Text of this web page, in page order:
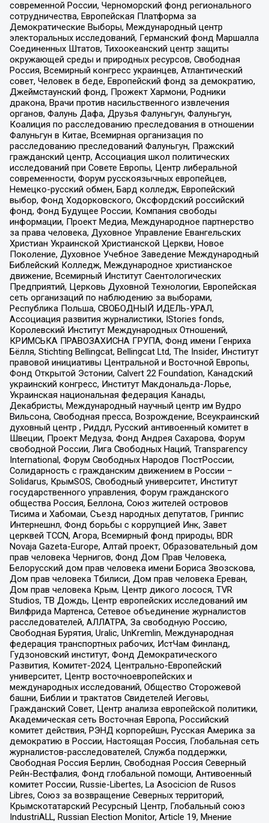
современной России, Черноморский фонд регионального
сотрудничества, Европейская Платформа за
Демократические Выборы, Международный центр
электоральных исследований, Германский фонд Маршалла
Соединенных Штатов, Тихоокеанский центр защиты
окружающей среды и природных ресурсов, Свободная
Россия, Всемирный конгресс украинцев, Атлантический
совет, Человек в беде, Европейский фонд за демократию,
Джеймстаунский фонд, Прожект Хармони, Родники
дракона, Врачи против насильственного извлечения
органов, Фалунь Дафа, Друзья Фалуньгун, Фалуньгун,
Коалиция по расследованию преследования в отношении
Фалуньгун в Китае, Всемирная организация по
расследованию преследований Фалуньгун, Пражский
гражданский центр, Ассоциация школ политических
исследований при Совете Европы, Центр либеральной
современности, Форум русскоязычных европейцев,
Немецко-русский обмен, Бард колледж, Европейский
выбор, Фонд Ходорковского, Оксфордский российский
фонд, Фонд Будущее России, Компания свободы
информации, Проект Медиа, Международное партнерство
за права человека, Духовное Управление Евангельских
Христиан Украинской Христианской Церкви, Новое
Поколение, Духовное Учебное Заведение Международный
Библейский Колледж, Международное христианское
движение, Всемирный Институт Саентологических
Предприятий, Церковь Духовной Технологии, Европейская
сеть организаций по наблюдению за выборами,
Республика Польша, СВОБОДНЫЙ ИДЕЛЬ-УРАЛ,
Ассоциация развития журналистики, IStories fonds,
Королевский Институт Международных Отношений,
КРИМСЬКА ПРАВОЗАХИСНА ГРУПА, Фонд имени Генриха
Бёлля, Stichting Bellingcat, Bellingcat Ltd, The Insider, Институт
правовой инициативы Центральной и Восточной Европы,
Фонд Открытой Эстонии, Calvert 22 Foundation, Канадский
украинский конгресс, Институт Макдональда-Лорье,
Украинская национальная федерация Канады,
Декабристы, Международный научный центр им Вудро
Вильсона, Свободная пресса, Возрождение, Всеукраинский
духовный центр , Риддл, Русский антивоенный комитет в
Швеции, Проект Медуза, Фонд Андрея Сахарова, Форум
свободной России, Лига Свободных Наций, Transparеncy
International, Форум Свободных Народов ПостРоссии,
Солидарность с гражданским движением в России –
Solidarus, КрымSOS, Свободный университет, Институт
государственного управления, Форум гражданского
общества Россия, Беллона, Союз жителей островов
Тисима и Хабомаи, Съезд народных депутатов, Гринпис
Интернешнл, Фонд борьбы с коррупцией Инк, Завет
церквей TCCN, Агора, Всемирный фонд природы, BDR
Novaja Gazeta-Europe, Алтай проект, Образовательный дом
прав человека Чернигов, Фонд Дом Прав Человека,
Белорусский дом прав человека имени Бориса Звозскова,
Дом прав человека Тбилиси, Дом прав человека Ереван,
Дом прав человека Крым, Центр дикого лосося, TVR
Studios, ТВ Дождь, Центр европейских исследований им
Вилфрида Мартенса, Сетевое объединение журналистов
расследователей, АЛЛАТРА, За свободную Россию,
Свободная Бурятия, Uralic, UnKremlin, Международная
федерация транспортных рабочих, ИстЧам Финланд,
Гудзоновский институт, Фонд Демократического
Развития, Комитет-2024, Центрально-Европейский
университет, Центр восточноевропейских и
международных исследований, Общество Сторожевой
башни, Библии и трактатов Свидетелей Иеговы,
Гражданский Совет, Центр анализа европейской политики,
Академическая сеть Восточная Европа, Российский
комитет действия, РЭНД корпорейшн, Русская Америка за
демократию в России, Настоящая Россия, Глобальная сеть
журналистов-расследователей, Служба поддержки,
Свободная Россия Берлин, Свободная Россия Северный
Рейн-Вестфалия, Фонд глобальной помощи, Антивоенный
комитет России, Russie-Libertes, La Asocicion de Rusos
Libres, Союз за возвращение Северных территорий,
Крымскотатарский Ресурсный Центр, Глобальный союз
IndustriALL, Russian Election Monitor, Article 19, Мнение